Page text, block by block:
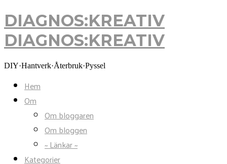
DIAGNOS:KREATIV
DIAGNOS:KREATIV
DIY·Hantverk·Återbruk·Pyssel
Hem
Om
Om bloggaren
Om bloggen
~ Länkar ~
Kategorier